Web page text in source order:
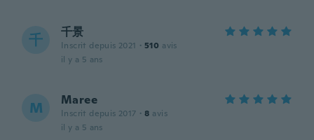
千 千景
Inscrit depuis 2021 · 510 avis
il y a 5 ans
M Maree
Inscrit depuis 2017 · 8 avis
il y a 5 ans